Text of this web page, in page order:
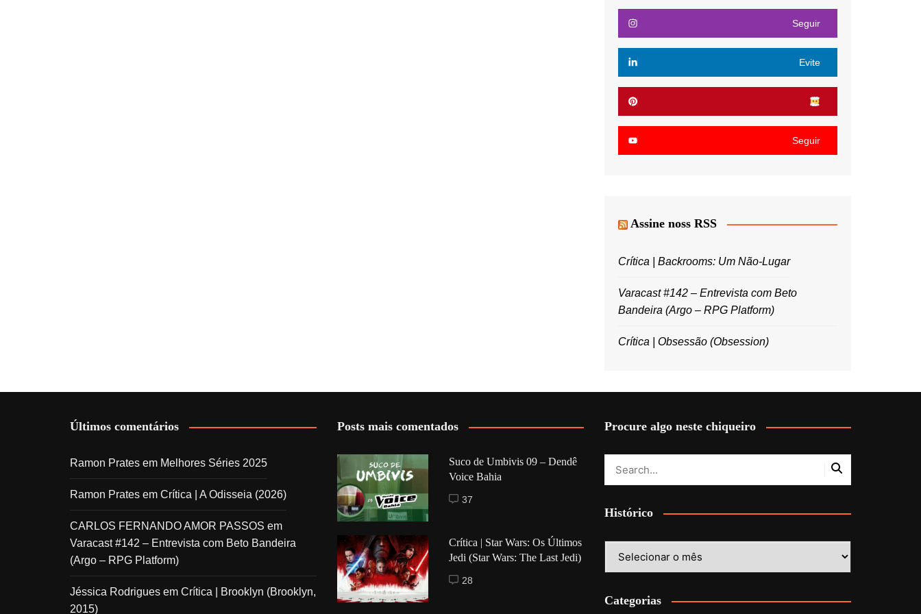
Seguir
Evite
Seguir
Assine noss RSS
Crítica | Backrooms: Um Não-Lugar
Varacast #142 – Entrevista com Beto
Bandeira (Argo – RPG Platform)
Crítica | Obsessão (Obsession)
Últimos comentários
Ramon Prates em Melhores Séries 2025
Ramon Prates em Crítica | A Odisseia (2026)
CARLOS FERNANDO AMOR PASSOS em
Varacast #142 – Entrevista com Beto Bandeira
(Argo – RPG Platform)
Jéssica Rodrigues em Crítica | Brooklyn (Brooklyn,
2015)
Posts mais comentados
Suco de Umbivis 09 – Dendê
Voice Bahia
37
Crítica | Star Wars: Os Últimos
Jedi (Star Wars: The Last Jedi)
28
Procure algo neste chiqueiro
Histórico
Categorias